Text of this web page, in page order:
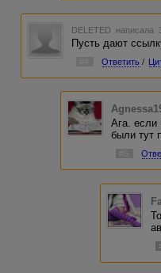
DELETED написала
Пусть дают
Ответить /
Ага. если
были тут